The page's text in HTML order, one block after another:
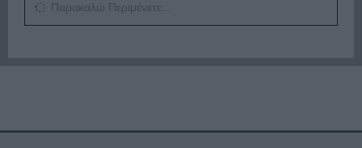
Παρακαλώ Περιμένετε...